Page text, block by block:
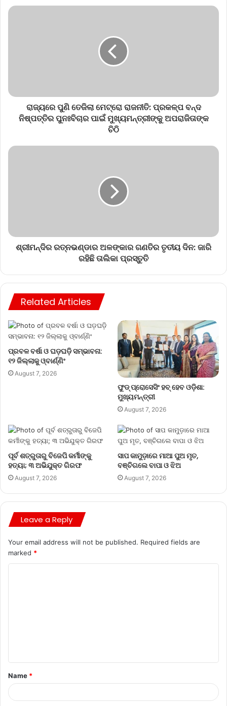
ରାଜ୍ୟରେ ପୁଣି ତେଜିଲା ମେଟ୍ରୋ ରାଜନୀତି: ପ୍ରକଳ୍ପ ବନ୍ଦ
ନିଷ୍ପତ୍ତିର ପୁନଃବିଚାର ପାଇଁ ମୁଖ୍ୟମନ୍ତ୍ରୀଙ୍କୁ ଅପରାଜିତାଙ୍କ
ଚିଠି
ଶ୍ରୀମନ୍ଦିର ରତ୍ନଭଣ୍ଡାର ଅଳଙ୍କାର ଗଣତିର ତୃତୀୟ ଦିନ: ଜାରି
ରହିଛି ତାଲିକା ପ୍ରସ୍ତୁତି
Related Articles
ପ୍ରବଳ ବର୍ଷା ଓ ଘଡ଼ଘଡ଼ି ସମ୍ଭାବନା:
୧୨ ଜିଲ୍ଲାକୁ ଓ୍ବାର୍ଣ୍ଣିଂ
August 7, 2026
ଫୁଡ୍ ପ୍ରୋସେସିଂ ହବ୍ ହେବ ଓଡ଼ିଶା:
ମୁଖ୍ୟମନ୍ତ୍ରୀ
August 7, 2026
ପୂର୍ବ ଶତ୍ରୁତାରୁ ବିଜେପି କର୍ମୀଙ୍କୁ
ହତ୍ୟା; ୩ ଅଭିଯୁକ୍ତ ଗିରଫ
August 7, 2026
ସାପ କାମୁଡ଼ାରେ ମାଆ ପୁଅ ମୃତ,
ବଞ୍ଚିଗଲେ ବାପା ଓ ଝିଅ
August 7, 2026
Leave a Reply
Your email address will not be published. Required fields are
marked *
Name *